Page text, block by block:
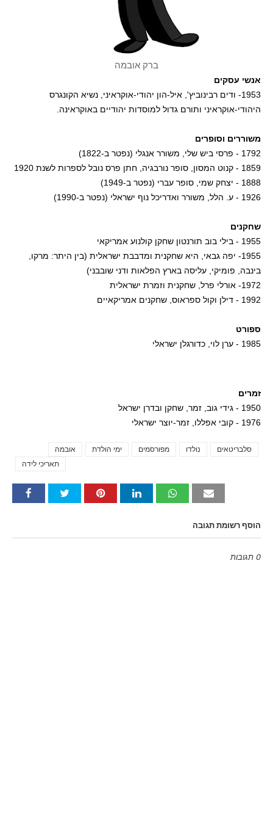
ברק אובמה
אנשי עסקים
1953- ודים רבינוביץ', איל-הון יהודי-אוקראיני, נשיא הקונגרס
היהודי-אוקראיני ותורם גדול למוסדות יהודיים באוקראינה.
משוררים וסופרים
1792 - פרסי ביש שלי, משורר אנגלי (נפטר ב-1822)
1859 - קנוט המסון, סופר נורבגיה, חתן פרס נובל לספרות לשנת 1920
1888 - יצחק שמי, סופר עברי (נפטר ב-1949)
1926 - ע. הלל, משורר ואדריכל נוף ישראלי (נפטר ב-1990)
שחקנים
1955 - בילי בוב תורנטון שחקן קולנוע אמריקאי
1955- יפה גבאי, היא שחקנית ומדבבת ישראלית (בין היתר: מרקו,
בינבה, פומיקי, עליסה בארץ הפלאות ודני שובבני)
1972- אורלי פרל, שחקנית וזמרת ישראלית
1992 - דילן וקול ספראוס, שחקנים אמריקאיים
ספורט
1985 - ערן לוי, כדורגלן ישראלי
זמרים
1950 - גידי גוב, זמר, שחקן ובדרן ישראל
1976 - קובי אפללו, זמר-יוצר ישראלי
אובמה ימי הולדת מפורסמים נולדו
סלבריטאים
תאריכי לידה
הוסף רשומת תגובה
0 תגובות